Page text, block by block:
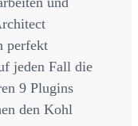
perfekt
jeden Fall die
9 Plugins
den Kohl